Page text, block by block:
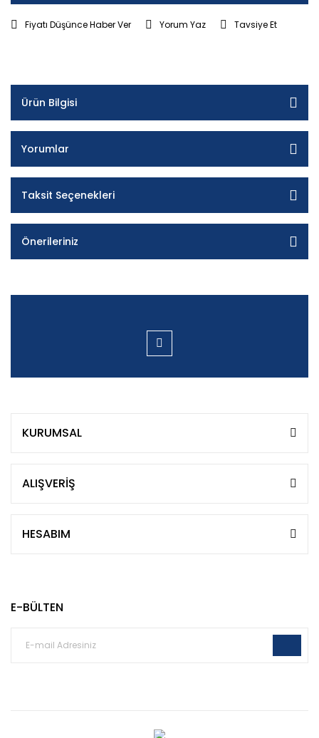
Fiyatı Düşünce Haber Ver Yorum Yaz Tavsiye Et
Ürün Bilgisi
Yorumlar
Taksit Seçenekleri
Önerileriniz
KURUMSAL
ALIŞVERİŞ
HESABIM
E-BÜLTEN